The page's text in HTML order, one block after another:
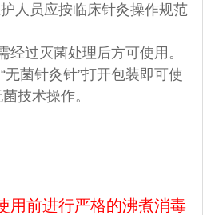
人员应按临床针灸操作规范
经过灭菌处理后方可使用。
无菌针灸针”打开包装即可使
技术操作。
用前进行严格的沸煮消毒